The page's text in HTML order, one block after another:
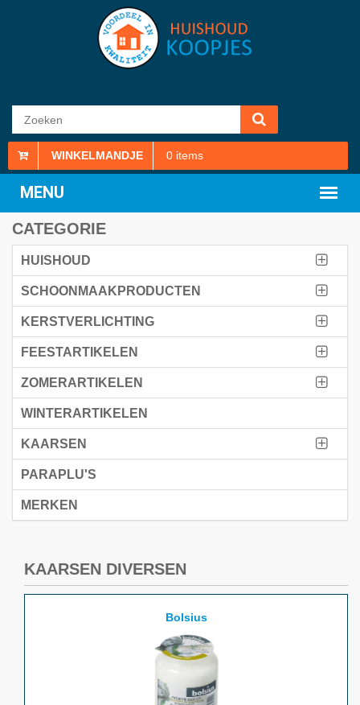
WINKELMANDJE 0 items
CATEGORIE
HUISHOUD
SCHOONMAAKPRODUCTEN
KERSTVERLICHTING
FEESTARTIKELEN
ZOMERARTIKELEN
WINTERARTIKELEN
KAARSEN
PARAPLU'S
MERKEN
KAARSEN DIVERSEN
Bolsius